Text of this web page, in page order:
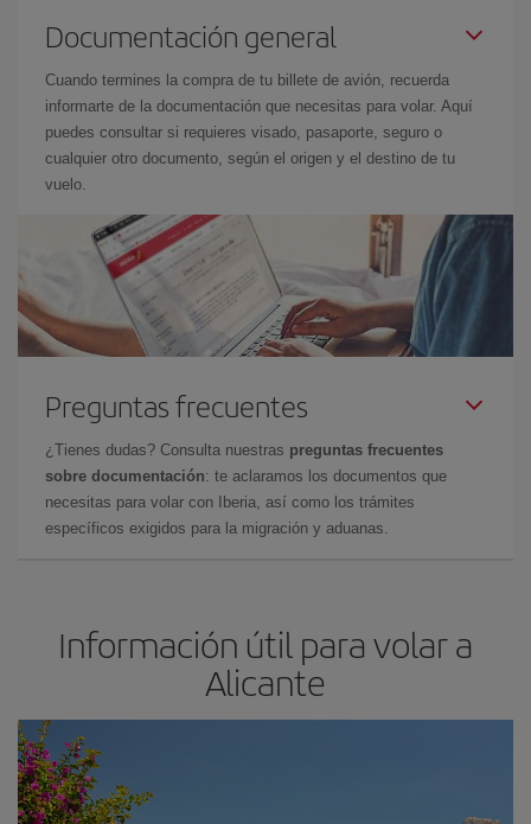
Documentación general
Cuando termines la compra de tu billete de avión, recuerda
informarte de la documentación que necesitas para volar. Aquí
puedes consultar si requieres visado, pasaporte, seguro o
cualquier otro documento, según el origen y el destino de tu
vuelo.
Preguntas frecuentes
¿Tienes dudas? Consulta nuestras preguntas frecuentes
sobre documentación: te aclaramos los documentos que
necesitas para volar con Iberia, así como los trámites
específicos exigidos para la migración y aduanas.
Información útil para volar a
Alicante